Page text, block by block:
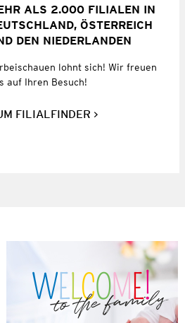
ALS 2.000 FILIALEN IN
ÖSTERREICH
DEN NIEDERLANDEN
lohnt sich! Wir freuen
auf Ihren Besuch!
FILIALFINDER